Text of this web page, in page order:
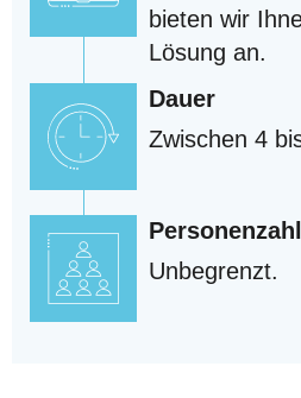
bieten wir
Lösung an.
Dauer
Zwischen 4
Personenzahl
Unbegrenzt.